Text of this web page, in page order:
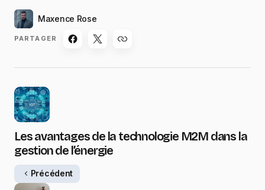
Maxence Rose
PARTAGER
Les avantages de la technologie M2M dans la
gestion de l’énergie
Précédent